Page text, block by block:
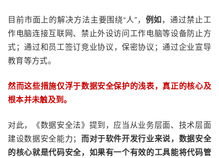
目前市面上的解决方法主要围绕“人”， 例如，通过禁止工
作电脑连接互联网、禁止外设访问工作电脑等设备防止方
式；通过和员工签订竞业协议，保密协议；通过企业宣导
教育等方式。
然而这些措施仅浮于数据安全保护的浅表，真正的核心及
根本并未触及到。
对此，《数据安全法》提到，应当从业务层面、技术层面
建设数据安全能力； 而对于软件开发行业来说，数据安全
的核心就是代码安全，如果有一个有效的工具能将代码管